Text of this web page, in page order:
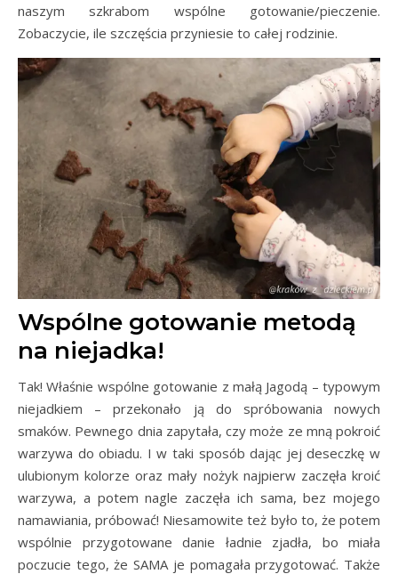
naszym szkrabom wspólne gotowanie/pieczenie.
Zobaczycie, ile szczęścia przyniesie to całej rodzinie.
Wspólne gotowanie metodą
na niejadka!
Tak! Właśnie wspólne gotowanie z małą Jagodą – typowym
niejadkiem – przekonało ją do spróbowania nowych
smaków. Pewnego dnia zapytała, czy może ze mną pokroić
warzywa do obiadu. I w taki sposób dając jej deseczkę w
ulubionym kolorze oraz mały nożyk najpierw zaczęła kroić
warzywa, a potem nagle zaczęła ich sama, bez mojego
namawiania, próbować! Niesamowite też było to, że potem
wspólnie przygotowane danie ładnie zjadła, bo miała
poczucie tego, że SAMA je pomagała przygotować. Także